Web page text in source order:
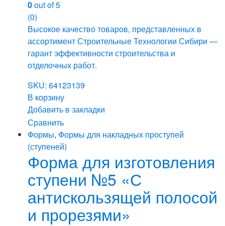
0out of 5
(0)
Высокое качество товаров, представленных в
ассортимент Строительные Технологии Сибири —
гарант эффективности строительства и
отделочных работ.
SKU: 64123139
В корзину
Добавить в закладки
Сравнить
Формы, Формы для накладных проступей
(ступеней)
Форма для изготовления
ступени №5 «С
антискользящей полосой
и прорезями»